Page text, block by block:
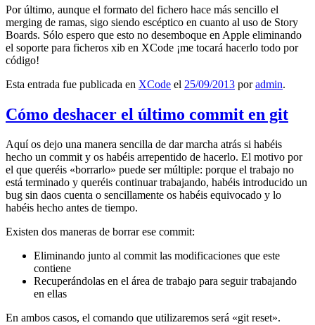
Por último, aunque el formato del fichero hace más sencillo el
merging de ramas, sigo siendo escéptico en cuanto al uso de Story
Boards. Sólo espero que esto no desemboque en Apple eliminando
el soporte para ficheros xib en XCode ¡me tocará hacerlo todo por
código!
Esta entrada fue publicada en XCode el 25/09/2013 poradmin.
Cómo deshacer el último commit en git
Aquí os dejo una manera sencilla de dar marcha atrás si habéis
hecho un commit y os habéis arrepentido de hacerlo. El motivo por
el que queréis «borrarlo» puede ser múltiple: porque el trabajo no
está terminado y queréis continuar trabajando, habéis introducido un
bug sin daos cuenta o sencillamente os habéis equivocado y lo
habéis hecho antes de tiempo.
Existen dos maneras de borrar ese commit:
Eliminando junto al commit las modificaciones que este
contiene
Recuperándolas en el área de trabajo para seguir trabajando
en ellas
En ambos casos, el comando que utilizaremos será «git reset».